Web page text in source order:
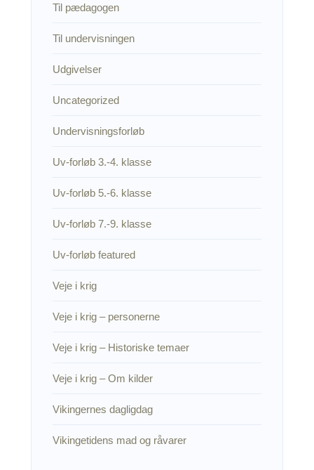
Til pædagogen
Til undervisningen
Udgivelser
Uncategorized
Undervisningsforløb
Uv-forløb 3.-4. klasse
Uv-forløb 5.-6. klasse
Uv-forløb 7.-9. klasse
Uv-forløb featured
Veje i krig
Veje i krig – personerne
Veje i krig – Historiske temaer
Veje i krig – Om kilder
Vikingernes dagligdag
Vikingetidens mad og råvarer